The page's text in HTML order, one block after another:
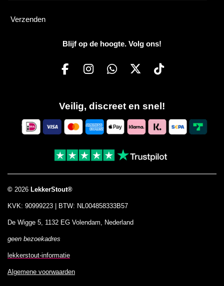
Verzenden
Blijf op de hoogte. Volg ons!
F
e
b
o
k
I
t
a
g
a
m
W
t
s
A
p
X
T
T
o
k
Veilig, discreet en snel!
© 2026 LekkerStout®
KVK: 90999223 | BTW: NL004858333B57
De Wigge 5, 1132 EG Volendam, Nederland
geen bezoekadres
lekkerstout-informatie
Algemene voorwaarden